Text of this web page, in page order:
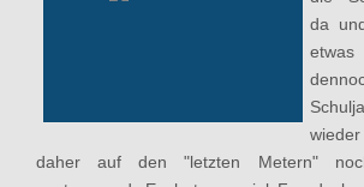
da
etwas
daher auf den "letzten Metern"